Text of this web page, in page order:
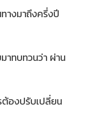
างมาถึงครึ่งปี
าทบทวนว่า ผ่าน
องปรับเปลี่ยน